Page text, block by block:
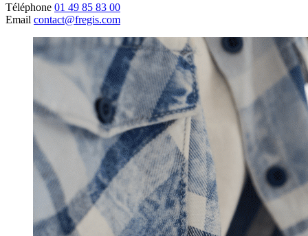
Téléphone 01 49 85 83 00
Email contact@fregis.com